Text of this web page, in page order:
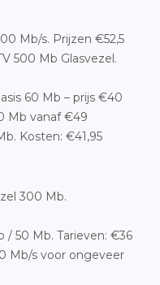
Mb/s. Prijzen €52,5
500 Mb Glasvezel.
60 Mb – prijs €40
Mb vanaf €49
Kosten: €41,95
300 Mb.
/ 50 Mb. Tarieven: €36
Mb/s voor ongeveer